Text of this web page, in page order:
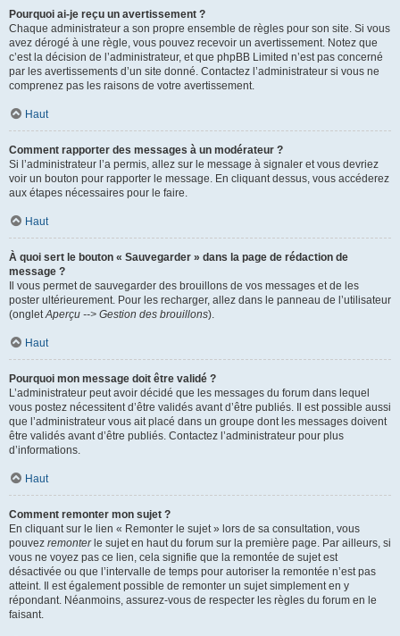
Pourquoi ai-je reçu un avertissement ?
Chaque administrateur a son propre ensemble de règles pour son site. Si vous
avez dérogé à une règle, vous pouvez recevoir un avertissement. Notez que
c’est la décision de l’administrateur, et que phpBB Limited n’est pas concerné
par les avertissements d’un site donné. Contactez l’administrateur si vous ne
comprenez pas les raisons de votre avertissement.
Haut
Comment rapporter des messages à un modérateur ?
Si l’administrateur l’a permis, allez sur le message à signaler et vous devriez
voir un bouton pour rapporter le message. En cliquant dessus, vous accéderez
aux étapes nécessaires pour le faire.
Haut
À quoi sert le bouton « Sauvegarder » dans la page de rédaction de
message ?
Il vous permet de sauvegarder des brouillons de vos messages et de les
poster ultérieurement. Pour les recharger, allez dans le panneau de l’utilisateur
(ongletAperçu --> Gestion des brouillons).
Haut
Pourquoi mon message doit être validé ?
L’administrateur peut avoir décidé que les messages du forum dans lequel
vous postez nécessitent d’être validés avant d’être publiés. Il est possible aussi
que l’administrateur vous ait placé dans un groupe dont les messages doivent
être validés avant d’être publiés. Contactez l’administrateur pour plus
d’informations.
Haut
Comment remonter mon sujet ?
En cliquant sur le lien « Remonter le sujet » lors de sa consultation, vous
pouvez remonterle sujet en haut du forum sur la première page. Par ailleurs, si
vous ne voyez pas ce lien, cela signifie que la remontée de sujet est
désactivée ou que l’intervalle de temps pour autoriser la remontée n’est pas
atteint. Il est également possible de remonter un sujet simplement en y
répondant. Néanmoins, assurez-vous de respecter les règles du forum en le
faisant.